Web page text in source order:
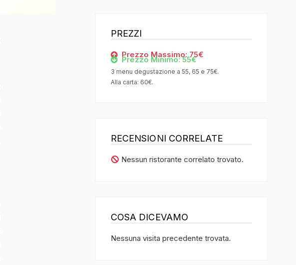
PREZZI
Prezzo Massimo: 75€
Prezzo Minimo: 55€
3 menu degustazione a 55, 65 e 75€.
Alla carta: 60€.
RECENSIONI CORRELATE
Nessun ristorante correlato trovato.
COSA DICEVAMO
Nessuna visita precedente trovata.